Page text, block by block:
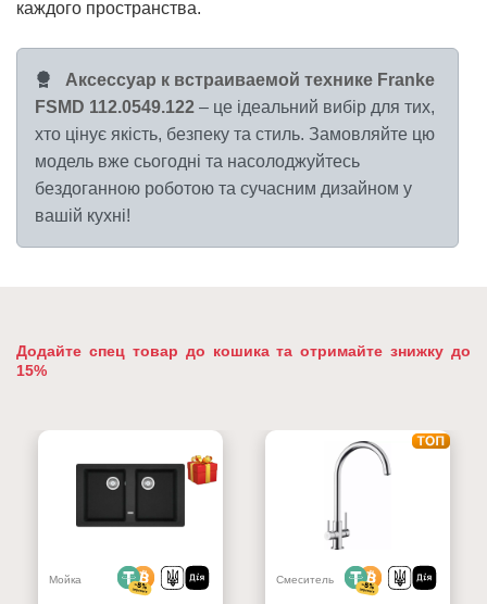
каждого пространства.
Аксессуар к встраиваемой технике Franke
FSMD 112.0549.122 – це ідеальний вибір для тих,
хто цінує якість, безпеку та стиль. Замовляйте цю
модель вже сьогодні та насолоджуйтесь
бездоганною роботою та сучасним дизайном у
вашій кухні!
Додайте спец товар до кошика та отримайте знижку до
15%
Мойка Смеситель